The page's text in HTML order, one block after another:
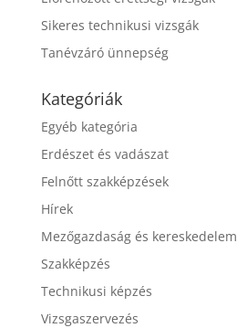
Sikeres technikusi vizsgák
Tanévzáró ünnepség
Kategóriák
Egyéb kategória
Erdészet és vadászat
Felnőtt szakképzések
Hírek
Mezőgazdaság és kereskedelem
Szakképzés
Technikusi képzés
Vizsgaszervezés